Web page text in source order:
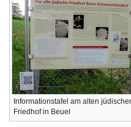
Informationstafel am alten
Friedhof in Beuel